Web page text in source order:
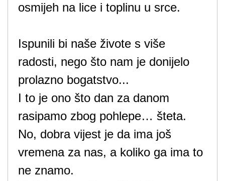
osmijeh na lice i toplinu u srce.
Ispunili bi naše živote s više
radosti, nego što nam je donijelo
prolazno bogatstvo...
I to je ono što dan za danom
rasipamo zbog pohlepe… šteta.
No, dobra vijest je da ima još
vremena za nas, a koliko ga ima to
ne znamo.